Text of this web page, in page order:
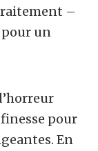
–
un
pour
En